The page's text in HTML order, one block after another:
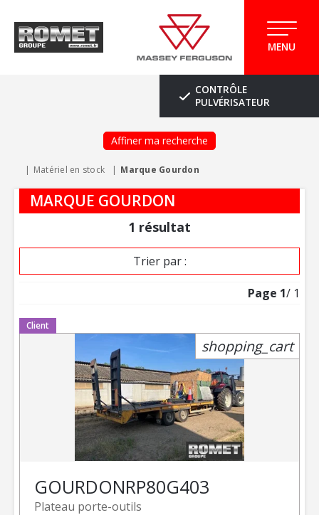
MENU
CONTRÔLE
PULVÉRISATEUR
Affiner ma recherche
Matériel en stock Marque Gourdon
MARQUE GOURDON
1 résultat
Trier par :
Page 1/ 1
Client
Plateau porte-outils
GOURDONRP80G403
shopping_cart